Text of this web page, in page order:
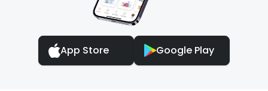
App Store Google Play